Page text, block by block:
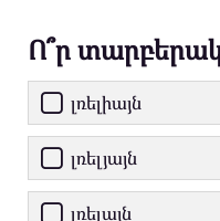
Ո՞ր
լռելիայն
լռելյայն
լռելայն